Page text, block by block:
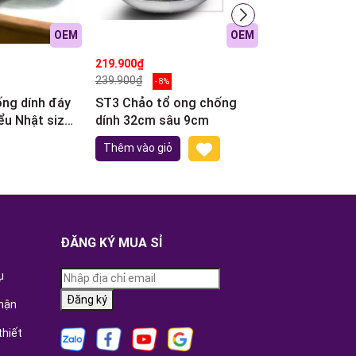
OEM
dính đáy
Nhật size
OEM
219.900₫
239.900₫
- 8%
ST3 Chảo tổ ong chống
dính 32cm sâu 9cm
Thêm vào giỏ
ĐĂNG KÝ MUA SỈ
Đăng ký